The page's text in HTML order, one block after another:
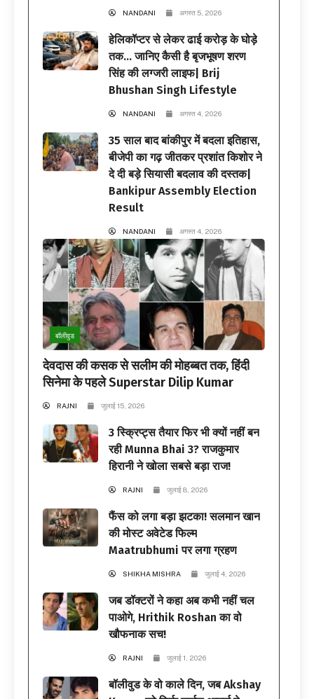
NANDANI अगस्त 5, 2026
हेलिकॉप्टर से लेकर ढाई करोड़ के घोड़े
तक… जानिए कैसी है बृजभूषण शरण
सिंह की लग्जरी लाइफ| Brij
Bhushan Singh Lifestyle
NANDANI अगस्त 4, 2026
35 साल बाद बांकीपुर में बदला इतिहास,
बीजेपी का गढ़ जीतकर प्रशांत किशोर ने
दे दी बड़े सियासी बदलाव की दस्तक|
Bankipur Assembly Election
Result
NANDANI अगस्त 4, 2026
बॉलीवुड
देवदास की कसक से सलीम की मोहब्बत तक, हिंदी
सिनेमा के पहले Superstar Dilip Kumar
RAJNI जुलाई 15, 2026
3 स्क्रिप्ट्स तैयार फिर भी क्यों नहीं बन
रही Munna Bhai 3? राजकुमार
हिरानी ने खोला सबसे बड़ा राज!
RAJNI जुलाई 8, 2026
फैंस को लगा बड़ा झटका! सलमान खान
की मोस्ट अवेटेड फिल्म
Maatrubhumi पर लगा ग्रहण
SHIKHA MISHRA जुलाई 4, 2026
जब डॉक्टरों ने कहा अब कभी नहीं चल
पाओगे, Hrithik Roshan का वो
खौफनाक सच!
RAJNI जुलाई 1, 2026
बॉलीवुड के वो काले दिन, जब Akshay